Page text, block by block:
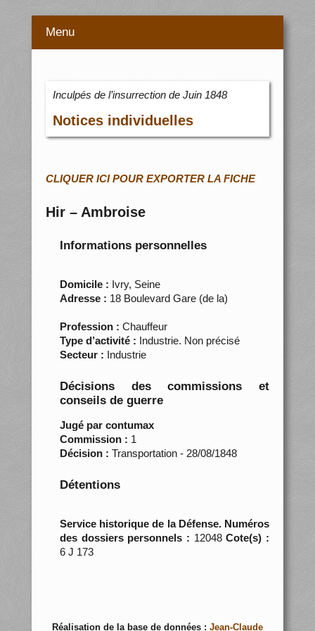
Menu
Inculpés de l’insurrection de Juin 1848
Notices individuelles
CLIQUER ICI POUR EXPORTER LA FICHE
Hir – Ambroise
Informations personnelles
Domicile : Ivry, Seine
Adresse : 18 Boulevard Gare (de la)
Profession : Chauffeur
Type d’activité : Industrie. Non précisé
Secteur : Industrie
Décisions des commissions et
conseils de guerre
Jugé par contumax
Commission : 1
Décision : Transportation - 28/08/1848
Détentions
Service historique de la Défense. Numéros
des dossiers personnels : 12048Cote(s) :
6 J 173
Réalisation de la base de données : Jean-Claude